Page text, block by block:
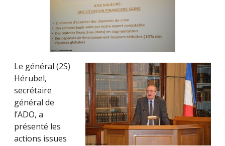
Le général (2S)
Hérubel,
secrétaire
général de
l’ADO, a
présenté les
actions issues